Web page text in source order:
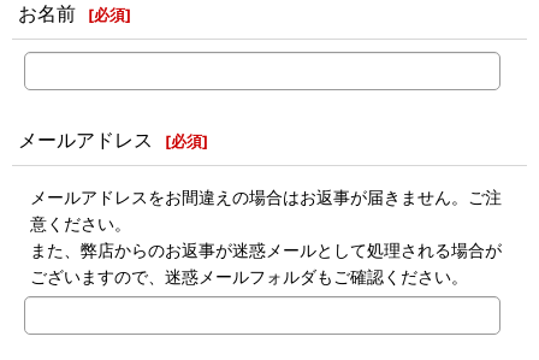
お名前 [必須]
メールアドレス [必須]
メールアドレスをお間違えの場合はお返事が届きません。ご注
意ください。
また、弊店からのお返事が迷惑メールとして処理される場合が
ございますので、迷惑メールフォルダもご確認ください。